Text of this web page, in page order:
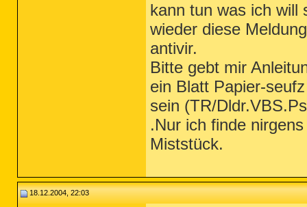
kann tun was ich will
wieder diese
antivir.
Bitte gebt mir
ein Blatt Papier-
sein (TR/
.Nur ich finde
Miststück.
18.12.2004, 22:03